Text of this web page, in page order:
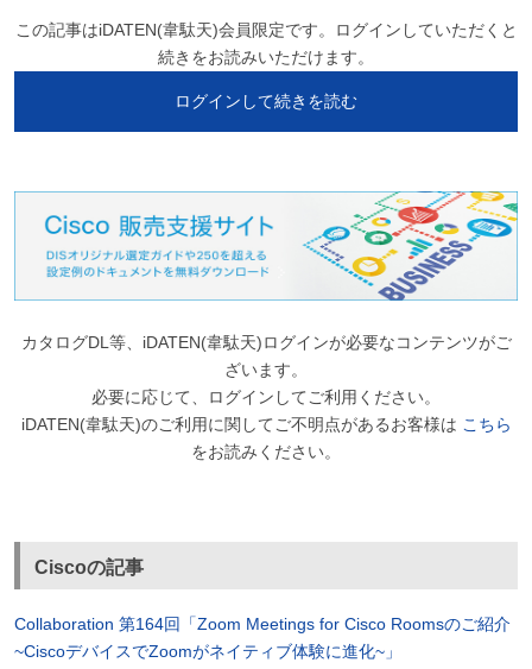
この記事はiDATEN(韋駄天)会員限定です。ログインしていただくと
続きをお読みいただけます。
ログインして続きを読む
カタログDL等、iDATEN(韋駄天)ログインが必要なコンテンツがご
ざいます。
必要に応じて、ログインしてご利用ください。
iDATEN(韋駄天)のご利用に関してご不明点があるお客様は こちら
をお読みください。
Ciscoの記事
Collaboration 第164回「Zoom Meetings for Cisco Roomsのご紹介
~CiscoデバイスでZoomがネイティブ体験に進化~」